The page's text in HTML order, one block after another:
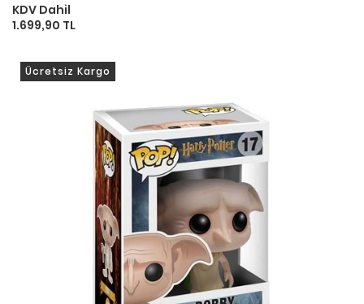
KDV Dahil
1.699,90 TL
Ücretsiz Kargo